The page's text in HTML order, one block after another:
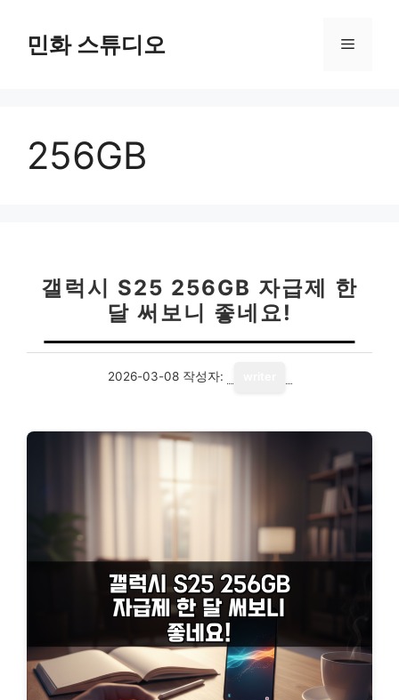
민화 스튜디오 메
256GB
갤럭시 S25 256GB 자급제 한
달 써보니 좋네요!
2026-03-08 작성자: